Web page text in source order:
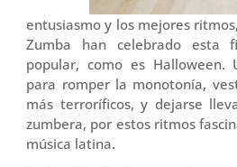
entusiasmo y los mejores
Zumba han celebrado esta
popular, como es Halloween.
para romper la monotonía,
más terroríficos, y dejarse
zumbera, por estos ritmos
música latina.